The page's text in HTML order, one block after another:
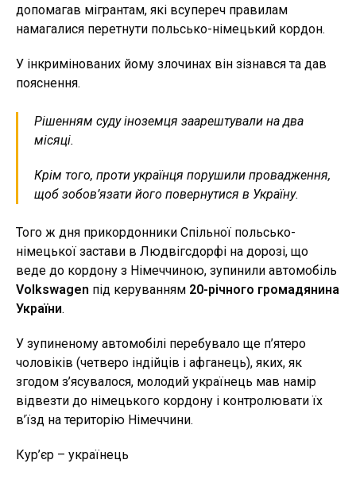
допомагав мігрантам, які всупереч правилам
намагалися перетнути польсько-німецький кордон.
У інкримінованих йому злочинах він зізнався та дав
пояснення.
Рішенням суду іноземця заарештували на два
місяці.
Крім того, проти українця порушили провадження,
щоб зобов’язати його повернутися в Україну.
Того ж дня прикордонники Спільної польсько-
німецької застави в Людвігсдорфі на дорозі, що
веде до кордону з Німеччиною, зупинили автомобіль
Volkswagen під керуванням 20-річного громадянина
України.
У зупиненому автомобілі перебувало ще п’ятеро
чоловіків (четверо індійців і афганець), яких, як
згодом з’ясувалося, молодий українець мав намір
відвезти до німецького кордону і контролювати їх
в’їзд на територію Німеччини.
Кур’єр – українець